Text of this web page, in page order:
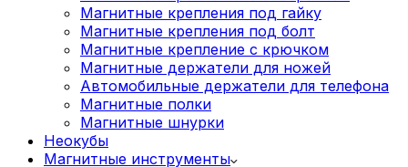
Магнитные крепления под гайку
Магнитные крепления под болт
Магнитные крепление с крючком
Магнитные держатели для ножей
Автомобильные держатели для телефона
Магнитные полки
Магнитные шнурки
Неокубы
Магнитные инструменты